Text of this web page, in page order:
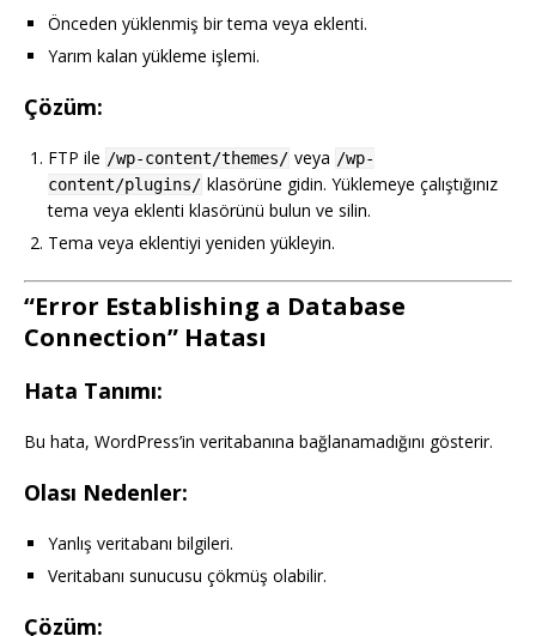
Önceden yüklenmiş bir tema veya eklenti.
Yarım kalan yükleme işlemi.
Çözüm:
FTP ile /wp-content/themes/ veya /wp-
content/plugins/ klasörüne gidin. Yüklemeye çalıştığınız
tema veya eklenti klasörünü bulun ve silin.
Tema veya eklentiyi yeniden yükleyin.
“Error Establishing a Database
Connection” Hatası
Hata Tanımı:
Bu hata, WordPress’in veritabanına bağlanamadığını gösterir.
Olası Nedenler:
Yanlış veritabanı bilgileri.
Veritabanı sunucusu çökmüş olabilir.
Çözüm: